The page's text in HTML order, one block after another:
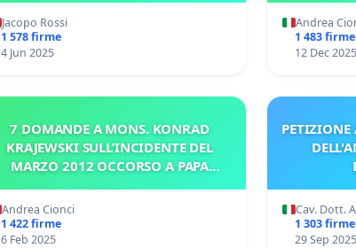
Jacopo Rossi
1 578 firme
4 Jun 2025
Andrea
1 483 firme
12 Dec 2025
7 DOMANDE A MONS. KONRAD
KRAJEWSKI SULL’INCIDENTE DEL
MARZO 2012 OCCORSO A PAPA
Andrea Cionci
1 422 firme
6 Feb 2025
PETIZIONE
Cav. Dott.
1 303 firme
29 Sep 2025